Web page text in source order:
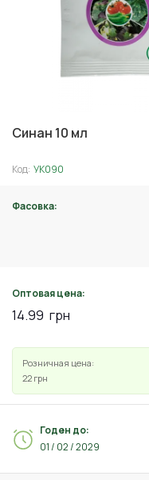
Синан 10 мл
Код: УК090
Фасовка:
Оптовая цена:
14.99 грн
Розничная цена:
22 грн
Годен до:
01 / 02 / 2029